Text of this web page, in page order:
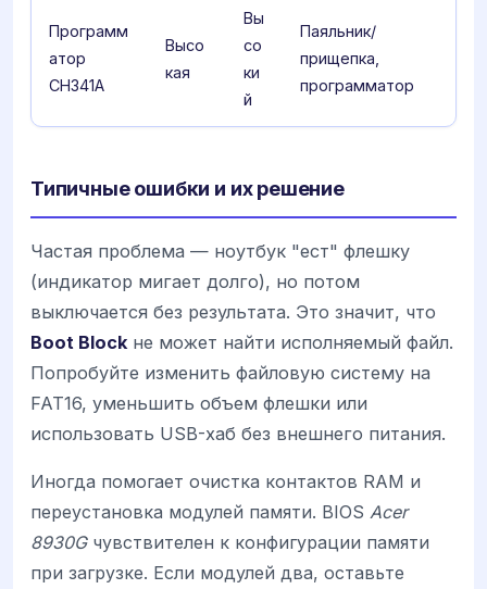
Программ
атор
CH341A
Высо
кая
Вы
со
ки
й
Паяльник/
прищепка,
программатор
Типичные ошибки и их решение
Частая проблема — ноутбук "ест" флешку
(индикатор мигает долго), но потом
выключается без результата. Это значит, что
Boot Block не может найти исполняемый файл.
Попробуйте изменить файловую систему на
FAT16, уменьшить объем флешки или
использовать USB-хаб без внешнего питания.
Иногда помогает очистка контактов RAM и
переустановка модулей памяти. BIOS Acer
8930Gчувствителен к конфигурации памяти
при загрузке. Если модулей два, оставьте